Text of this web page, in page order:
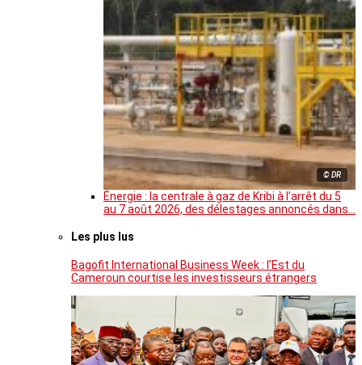
© DR
Énergie : la centrale à gaz de Kribi à l’arrêt du 5
au 7 août 2026, des délestages annoncés dans…
Les plus lus
Bagofit International Business Week : l’Est du
Cameroun courtise les investisseurs étrangers